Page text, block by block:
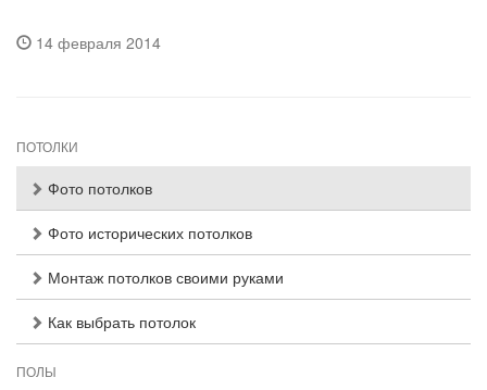
14 февраля 2014
ПОТОЛКИ
Фото потолков
Фото исторических потолков
Монтаж потолков своими руками
Как выбрать потолок
ПОЛЫ